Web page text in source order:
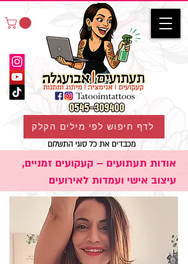
מכבדים את כל סוגי התשלום
לדף חיפוש לפי מילים הקלק
אודות תעתועים – קעקועים זמניים,
עיצוב אישי ועמדות לאירועים